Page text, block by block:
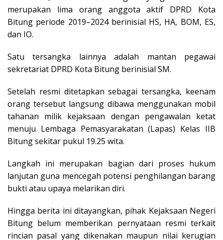
merupakan lima orang anggota aktif DPRD Kota
Bitung periode 2019–2024 berinisial HS, HA, BOM, ES,
dan IO.
Satu tersangka lainnya adalah mantan pegawai
sekretariat DPRD Kota Bitung berinisial SM.
Setelah resmi ditetapkan sebagai tersangka, keenam
orang tersebut langsung dibawa menggunakan mobil
tahanan milik kejaksaan dengan pengawalan ketat
menuju Lembaga Pemasyarakatan (Lapas) Kelas IIB
Bitung sekitar pukul 19.25 wita.
Langkah ini merupakan bagian dari proses hukum
lanjutan guna mencegah potensi penghilangan barang
bukti atau upaya melarikan diri.
Hingga berita ini ditayangkan, pihak Kejaksaan Negeri
Bitung belum memberikan pernyataan resmi terkait
rincian pasal yang dikenakan maupun nilai kerugian